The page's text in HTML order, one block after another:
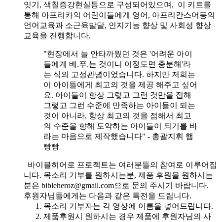
잇기, 색칠증강현실등으로 구성되어있으며, 이 키트를
통해 아프리카의 어린이들에게 영어, 아프리칸스어등의
언어교육과 소근육발달, 인지기능 향상 및 사회성 향상
교육을 진행합니다.
"현장에서 늘 안타까웠던 것은 '어려운 아이
들에게 베.푸.는 것이니 이정도면 충분해'라
는 식의 고정관념이었습니다. 하지만 저희는
이 아이들에게 최고의 것을 제공 해주고 싶어
요. 아이들이 항상 그렇고 그런 것만을 접해
그렇고 그런 수준에 만족하는 아이들이 되는
것이 아니라, 항상 최고의 것을 접해서 최고
의 수준을 향해 도약하는 아이들이 되기를 바
라는 마음으로 제작했습니다" - 총괄지휘 햄
빵빵
바이블히어로 프로젝트는 여러분들의 참여로 이루어집
니다. 목소리 기부를 원하시는분, 제품 후원을 원하시는
분은 bibleheroz@gmail.com으로 문의 주시기 바랍니다.
후원자님들에게는 다음과 같은 특전을 드립니다.
목소리 기부자는 각 영상에 이름을 넣어드립니다.
제품후원시 원하시는 경우 제품에 후원자님의 사